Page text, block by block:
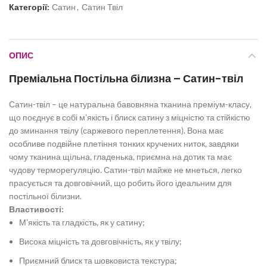
Категорії: Сатин , Сатин Твіл
ОПИС
Преміальна Постільна білизна – Сатин-твіл
Сатин-твіл – це натуральна бавовняна тканина преміум-класу,
що поєднує в собі м’якість і блиск сатину з міцністю та стійкістю
до зминання твілу (саржевого переплетення). Вона має
особливе подвійне плетіння тонких кручених ниток, завдяки
чому тканина щільна, гладенька, приємна на дотик та має
чудову терморегуляцію. Сатин-твіл майже не мнеться, легко
прасується та довговічний, що робить його ідеальним для
постільної білизни.
Властивості:
М’якість та гладкість, як у сатину;
Висока міцність та довговічність, як у твілу;
Приємний блиск та шовковиста текстура;